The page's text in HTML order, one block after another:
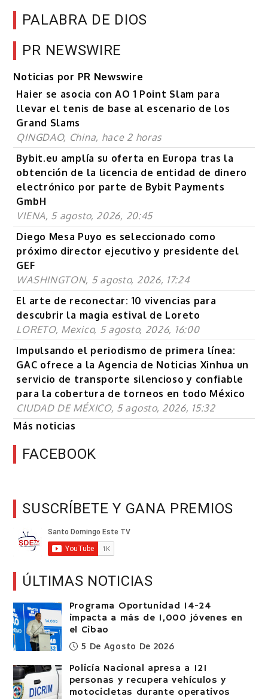
PALABRA DE DIOS
PR NEWSWIRE
Noticias por PR Newswire
Haier se asocia con AO 1 Point Slam para
llevar el tenis de base al escenario de los
Grand Slams
QINGDAO, China, hace 2 horas
Bybit.eu amplía su oferta en Europa tras la
obtención de la licencia de entidad de dinero
electrónico por parte de Bybit Payments
GmbH
VIENA, 5 agosto, 2026, 20:45
Diego Mesa Puyo es seleccionado como
próximo director ejecutivo y presidente del
GEF
WASHINGTON, 5 agosto, 2026, 17:24
El arte de reconectar: 10 vivencias para
descubrir la magia estival de Loreto
LORETO, Mexico, 5 agosto, 2026, 16:00
Impulsando el periodismo de primera línea:
GAC ofrece a la Agencia de Noticias Xinhua un
servicio de transporte silencioso y confiable
para la cobertura de torneos en todo México
CIUDAD DE MÉXICO, 5 agosto, 2026, 15:32
Más noticias
FACEBOOK
SUSCRÍBETE Y GANA PREMIOS
ÚLTIMAS NOTICIAS
Programa Oportunidad 14-24
impacta a más de 1,000 jóvenes en
el Cibao
5 De Agosto De 2026
Policía Nacional apresa a 121
personas y recupera vehículos y
motocicletas durante operativos